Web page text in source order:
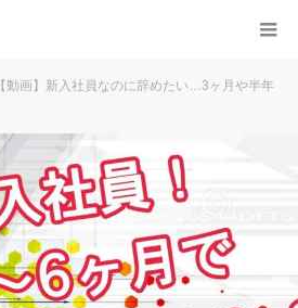
【動画】新入社員なのに辞めたい…3ヶ月や半年